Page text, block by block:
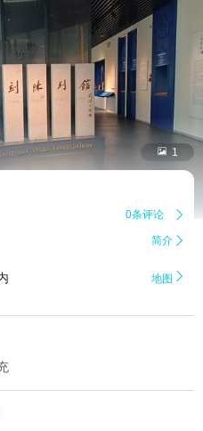
 1
0条评论 
简介 
地图 